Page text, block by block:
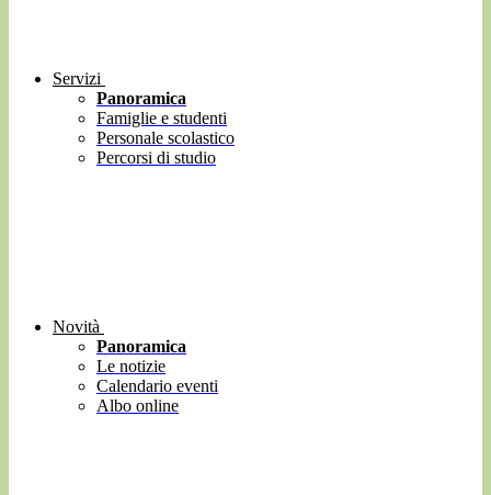
Servizi
Panoramica
Famiglie e studenti
Personale scolastico
Percorsi di studio
Novità
Panoramica
Le notizie
Calendario eventi
Albo online